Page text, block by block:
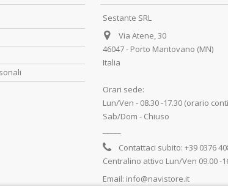
Sestante SRL
Via Atene, 30
46047 - Porto Mantovano (MN)
Italia
Orari sede:
Lun/Ven - 08.30 -17.30 (orario
Sab/Dom - Chiuso
Contattaci subito: +39 0376
Centralino attivo Lun/Ven 09.00 -
Email: info@navistore.it